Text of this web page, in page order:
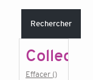
Rechercher
Effacer ()